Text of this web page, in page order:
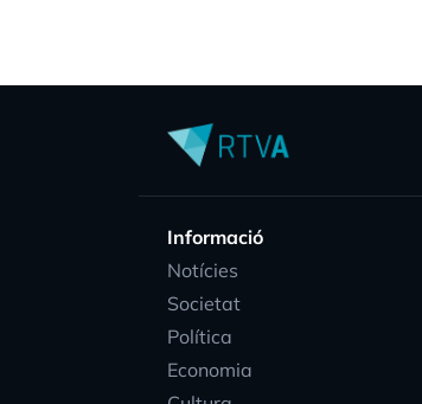
Informació
Notícies
Societat
Política
Economia